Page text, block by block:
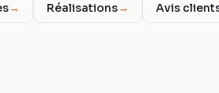
→ Réalisations→ Avis